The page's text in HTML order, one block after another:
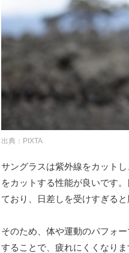
出典：PIXTA
サングラスは紫外線をカット
をカットする性能が良いです
ており、日差しを受けすぎる
そのため、体や運動のパフォ
することで、疲れにくくなりま